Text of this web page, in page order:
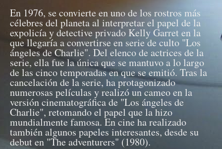
En 1976, se convierte en uno de los rostros más
célebres del planeta al interpretar el papel de la
expolicía y detective privado Kelly Garret en la
que llegaría a convertirse en serie de culto "Los
ángeles de Charlie". Del elenco de actrices de la
serie, ella fue la única que se mantuvo a lo largo
de las cinco temporadas en que se emitió. Tras la
cancelación de la serie, ha protagonizado
numerosas películas y realizó un cameo en la
versión cinematográfica de "Los ángeles de
Charlie", retomando el papel que la hizo
mundialmente famosa. En cine ha realizado
también algunos papeles interesantes, desde su
debut en "The adventurers" (1980).